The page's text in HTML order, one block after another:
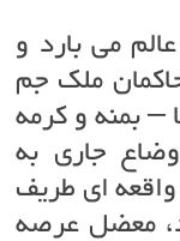
می بارد و
ملک جم
– بمنه و کرمه
جاری به
ای طریف
معضل عرصه